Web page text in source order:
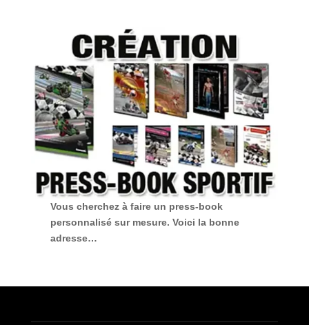
Vous cherchez à faire un press-book
personnalisé sur mesure. Voici la bonne
adresse…